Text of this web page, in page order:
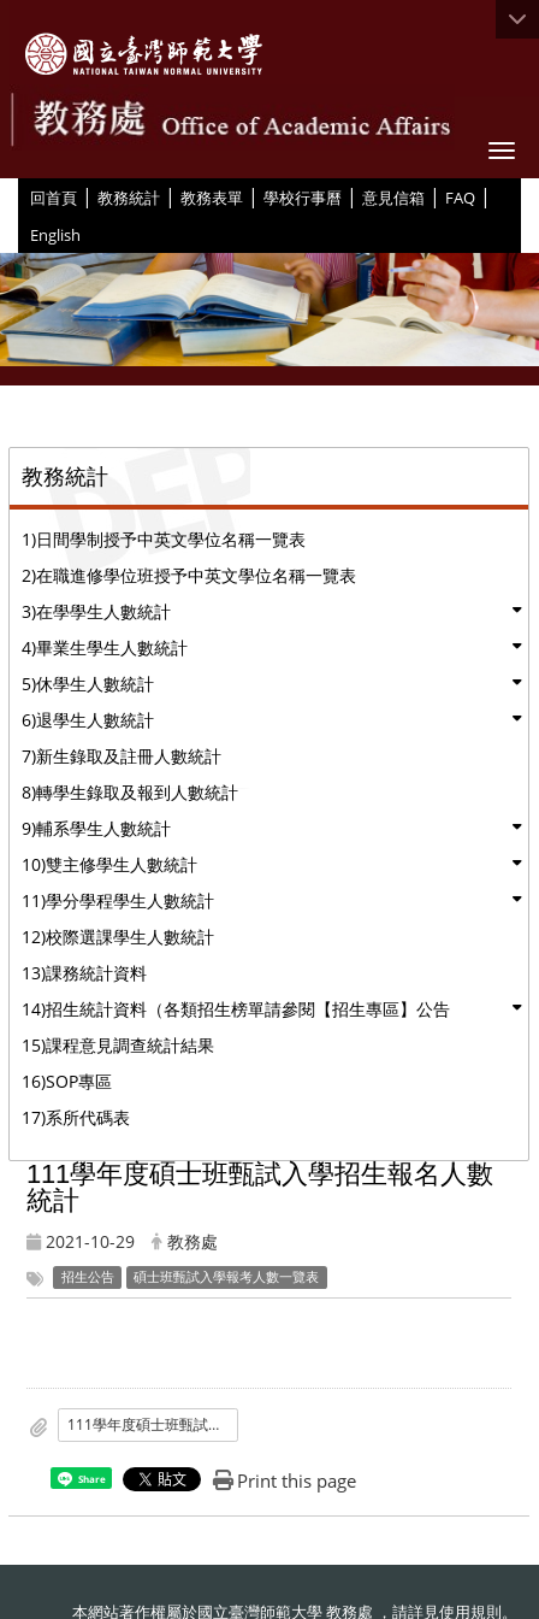
回首頁 | 教務統計 | 教務表單 | 學校行事曆 | 意見信箱 | FAQ |
English
教務統計
1)日間學制授予中英文學位名稱一覽表
2)在職進修學位班授予中英文學位名稱一覽表
3)在學學生人數統計
4)畢業生學生人數統計
5)休學生人數統計
6)退學生人數統計
7)新生錄取及註冊人數統計
8)轉學生錄取及報到人數統計
9)輔系學生人數統計
10)雙主修學生人數統計
11)學分學程學生人數統計
12)校際選課學生人數統計
13)課務統計資料
14)招生統計資料（各類招生榜單請參閱【招生專區】公告
15)課程意見調查統計結果
16)SOP專區
17)系所代碼表
111學年度碩士班甄試入學招生報名人數
統計
2021-10-29 教務處
招生公告 碩士班甄試入學報考人數一覽表
111學年度碩士班甄試入學招生報名人數統計
Share Print this page
本網站著作權屬於國立臺灣師範大學 教務處 ，請詳見使用規則。